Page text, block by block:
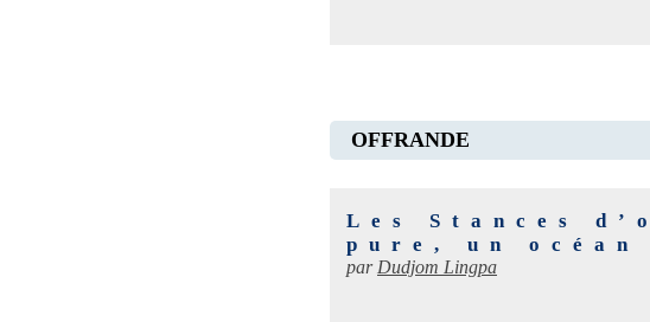
OFFRANDE
Les Stances
pure, un océan
parDudjom Lingpa